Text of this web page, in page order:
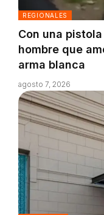
REGIONALES
Con una
hombre que
arma blanca
agosto 7, 2026